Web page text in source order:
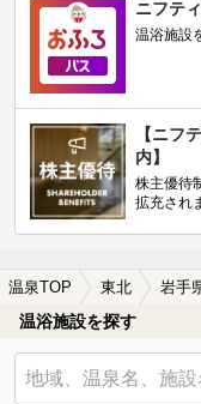
ニフテ
温浴施設
【ニフ
内】
株主優待
拡充され
温泉TOP 東北 岩手
温浴施設を探す